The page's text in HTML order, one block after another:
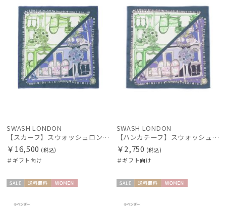
SWASH LONDON
【スカーフ】スウォッシュロンドン (SWASH LONDON) FOLDED SCARVES MADAME 68×68 シルク 日本製
￥16,500 (税込)
＃ギフト向け
SWASH LONDON
【ハンカチーフ】スウォッシュロンドン (SWASH LONDON) FOLDED SCARVES MADAME 52×52 日本製
￥2,750 (税込)
＃ギフト向け
ル
料
ル
料